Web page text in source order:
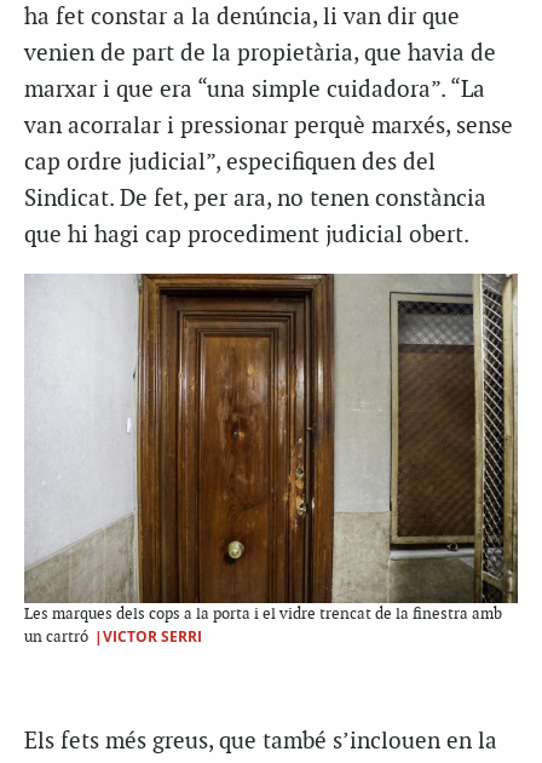
ha fet constar a la denúncia, li van dir que
venien de part de la propietària, que havia de
marxar i que era “una simple cuidadora”. “La
van acorralar i pressionar perquè marxés, sense
cap ordre judicial”, especifiquen des del
Sindicat. De fet, per ara, no tenen constància
que hi hagi cap procediment judicial obert.
Les marques dels cops a la porta i el vidre trencat de la finestra amb
un cartró |VICTOR SERRI
Els fets més greus, que també s’inclouen en la